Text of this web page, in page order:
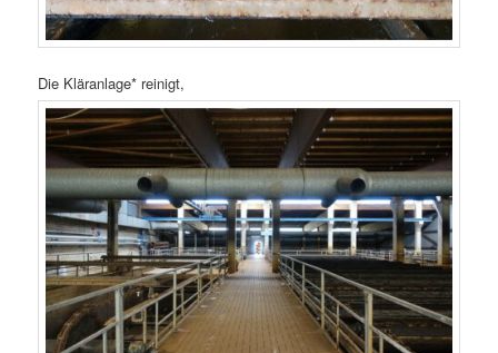
Die Kläranlage* reinigt,